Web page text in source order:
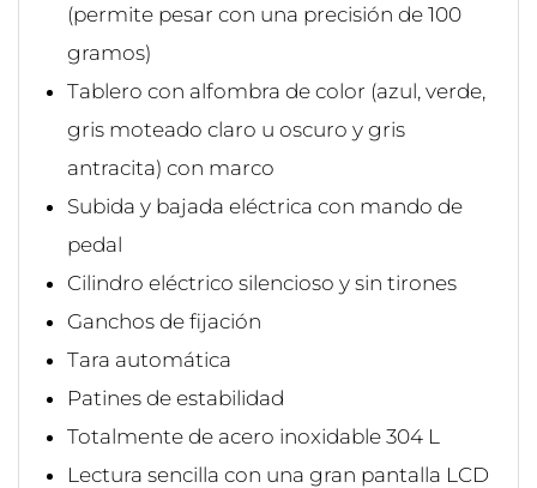
(permite pesar con una precisión de 100
gramos)
Tablero con alfombra de color (azul, verde,
gris moteado claro u oscuro y gris
antracita) con marco
Subida y bajada eléctrica con mando de
pedal
Cilindro eléctrico silencioso y sin tirones
Ganchos de fijación
Tara automática
Patines de estabilidad
Totalmente de acero inoxidable 304 L
Lectura sencilla con una gran pantalla LCD